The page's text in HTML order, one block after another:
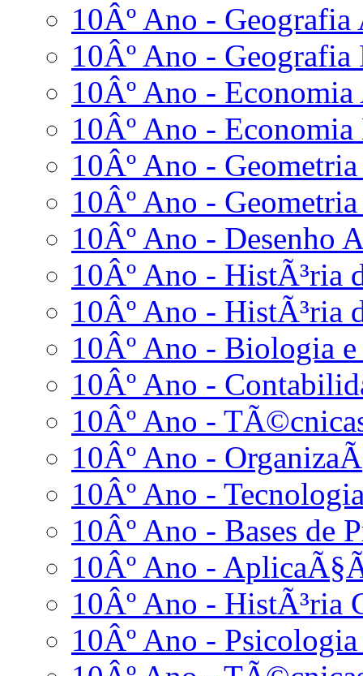
10Âº Ano - Geografia
10Âº Ano - Geografia
10Âº Ano - Economia
10Âº Ano - Economia
10Âº Ano -
10Âº Ano -
10Âº Ano - Desenho
10Âº Ano - HistÃ³ria
10Âº Ano - HistÃ³ria
10Âº Ano - Biologia
10Âº Ano -
10Âº Ano -
10Âº Ano -
10Âº Ano -
10Âº Ano - Bases de
10Âº Ano -
10Âº Ano - HistÃ³ria
10Âº Ano -